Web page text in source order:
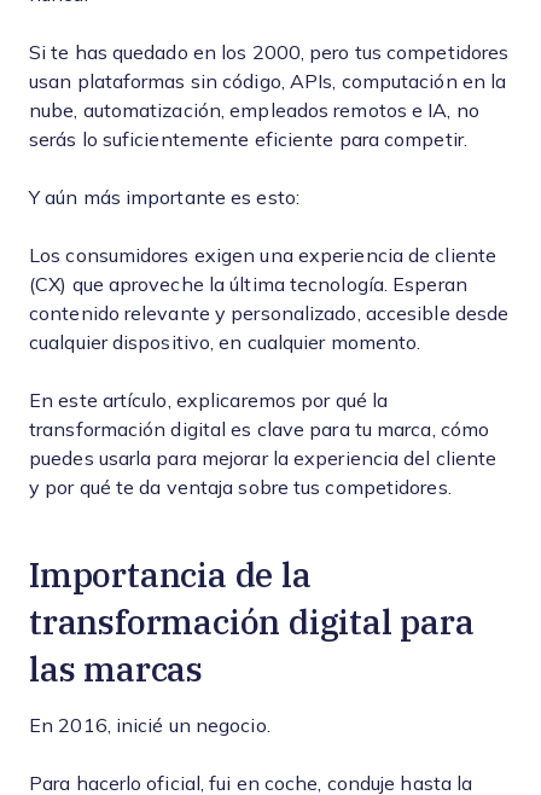
Si te has quedado en los 2000, pero tus competidores
usan plataformas sin código, APIs, computación en la
nube, automatización, empleados remotos e IA, no
serás lo suficientemente eficiente para competir.
Y aún más importante es esto:
Los consumidores exigen una experiencia de cliente
(CX) que aproveche la última tecnología. Esperan
contenido relevante y personalizado, accesible desde
cualquier dispositivo, en cualquier momento.
En este artículo, explicaremos por qué la
transformación digital es clave para tu marca, cómo
puedes usarla para mejorar la experiencia del cliente
y por qué te da ventaja sobre tus competidores.
Importancia de la
transformación digital para
las marcas
En 2016, inicié un negocio.
Para hacerlo oficial, fui en coche, conduje hasta la